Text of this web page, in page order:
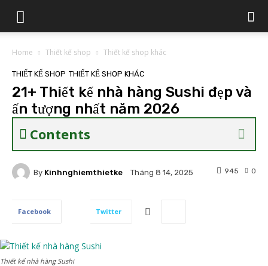
Home Thiết kế shop Thiết kế shop khác
THIẾT KẾ SHOP THIẾT KẾ SHOP KHÁC
21+ Thiết kế nhà hàng Sushi đẹp và
ấn tượng nhất năm 2026
Contents
By Kinhnghiemthietke Tháng 8 14, 2025 0
945
Facebook Twitter
Thiết kế nhà hàng Sushi